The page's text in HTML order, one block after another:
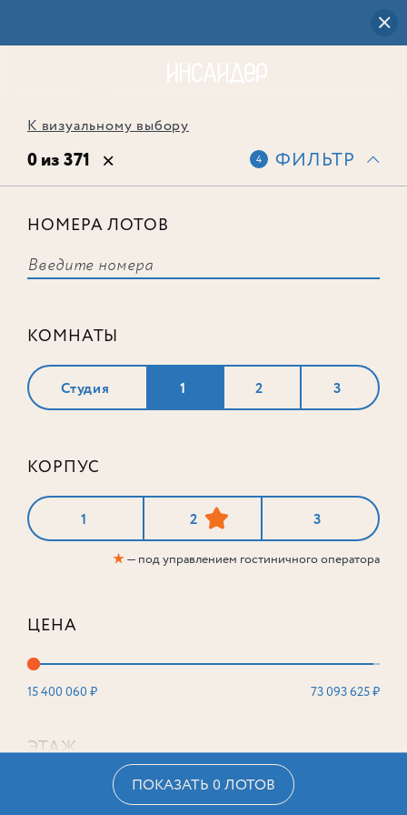
К визуальному выбору
0 из 371 4 ФИЛЬТР
НОМЕРА ЛОТОВ
КОМНАТЫ
Студия 1 2 3
КОРПУС
1 2 3
★— под управлением гостиничного оператора
ЦЕНА
15 400 060 ₽ 73 093 625 ₽
ЭТАЖ
ПОКАЗАТЬ 0 ЛОТОВ
соответствует ни одного лота